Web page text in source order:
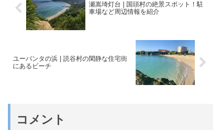
瀬嵩埼灯台 | 国頭村の絶景スポット！駐
車場など周辺情報を紹介
ユーバンタの浜 | 読谷村の閑静な住宅街
にあるビーチ
コメント